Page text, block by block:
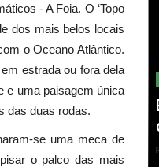
- A Foia. O ‘Topo
dos mais belos locais
o Oceano Atlântico.
estrada ou fora dela
e uma paisagem única
das duas rodas.
se uma meca de
o palco das mais